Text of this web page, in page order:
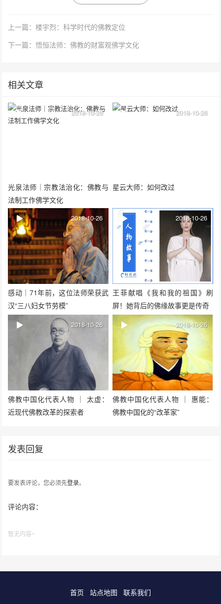
上一篇：楼宇烈：科学时代的佛教定位
下一篇：悟恒法师：佛教的财富观佛学文化
相关文章
光泉法师｜宗教法治化：佛教与
法制工作佛学文化
2018-10-26
星云大师：如何改过
2018-10-26
感动｜71年前，这位法师荣获武
汉“三八妇女节劳模”
2018-10-26
王菲献唱《我和我的祖国》刷
屏！她背后的佛缘故事更是传奇
2018-10-26
佛教中国化代表人物 ｜ 太虚：
近现代佛教改革的探索者
2018-10-26
佛教中国化代表人物 ｜ 惠能：
佛教中国化的“改革家”
2018-10-26
发表回复
要发表评论，您必须先登录。
评论内容：
暂无内容~
首页 站点地图 联系我们